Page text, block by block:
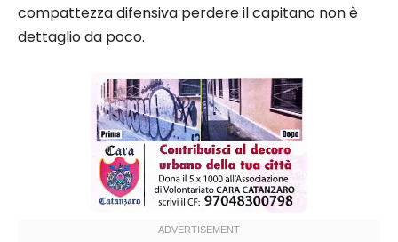
compattezza difensiva perdere il capitano non è
dettaglio da poco.